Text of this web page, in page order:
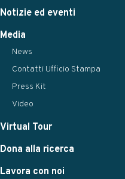
Notizie ed eventi
Media
News
Contatti Ufficio Stampa
Press Kit
Video
Virtual Tour
Dona alla ricerca
Lavora con noi